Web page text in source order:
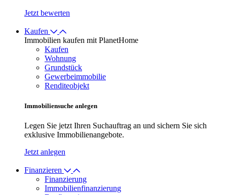
Jetzt bewerten
Kaufen
Immobilien kaufen mit PlanetHome
Kaufen
Wohnung
Grundstück
Gewerbeimmobilie
Renditeobjekt
Immobiliensuche anlegen
Legen Sie jetzt Ihren Suchauftrag an und sichern Sie sich
exklusive Immobilienangebote.
Jetzt anlegen
Finanzieren
Finanzierung
Immobilienfinanzierung